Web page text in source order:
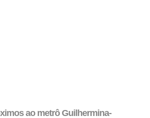
ao metrô Guilhermina-